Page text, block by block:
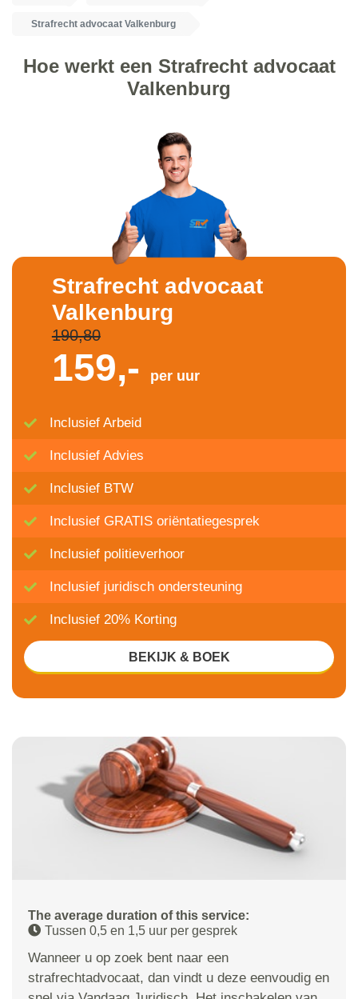
Strafrecht advocaat Valkenburg
Hoe werkt een Strafrecht advocaat
Valkenburg
The average duration of this service:
Tussen 0,5 en 1,5 uur per gesprek
Wanneer u op zoek bent naar een
strafrechtadvocaat, dan vindt u deze eenvoudig en
Strafrecht advocaat
Valkenburg
190,80
159,- per uur
Inclusief Arbeid
Inclusief Advies
Inclusief BTW
Inclusief GRATIS oriëntatiegesprek
Inclusief politieverhoor
Inclusief juridisch ondersteuning
Inclusief 20% Korting
BEKIJK & BOEK